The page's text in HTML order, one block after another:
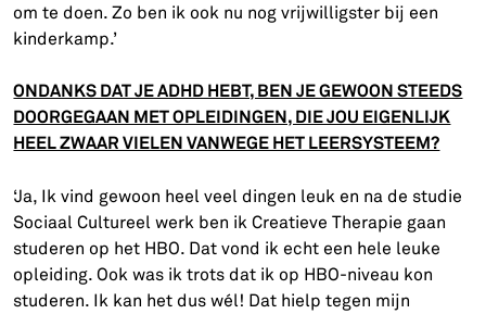
om te doen. Zo ben ik ook nu nog vrijwilligster bij een
kinderkamp.’
ONDANKS DAT JE ADHD HEBT, BEN JE GEWOON STEEDS
DOORGEGAAN MET OPLEIDINGEN, DIE JOU EIGENLIJK
HEEL ZWAAR VIELEN VANWEGE HET LEERSYSTEEM?
‘Ja, Ik vind gewoon heel veel dingen leuk en na de studie
Sociaal Cultureel werk ben ik Creatieve Therapie gaan
studeren op het HBO. Dat vond ik echt een hele leuke
opleiding. Ook was ik trots dat ik op HBO-niveau kon
studeren. Ik kan het dus wél! Dat hielp tegen mijn